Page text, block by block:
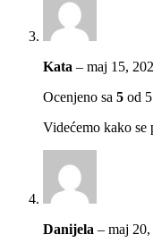
Kata – maj 15,
Ocenjeno sa 5 od 5
Videćemo kako se
Danijela – maj